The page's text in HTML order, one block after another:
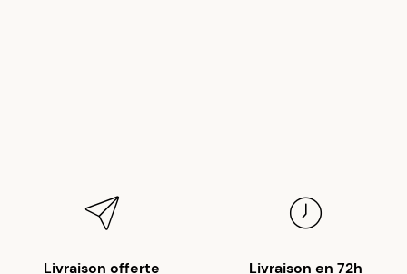
Livraison offerte
Livraison en 72h